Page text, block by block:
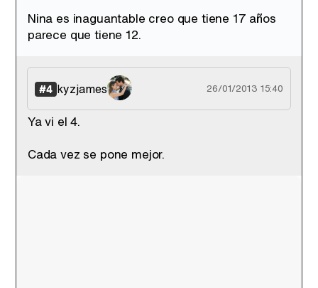
Nina es inaguantable creo que tiene 17 años
parece que tiene 12.
#4 kyzjames 26/01/2013 15:40
Ya vi el 4.
Cada vez se pone mejor.